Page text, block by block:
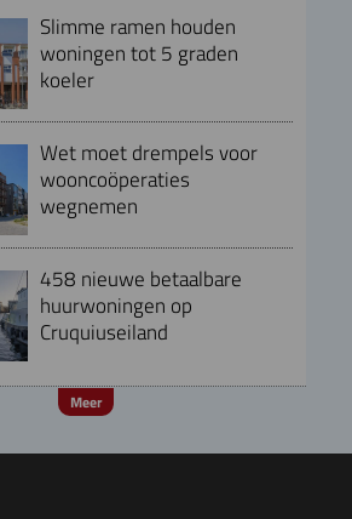
Slimme ramen houden
woningen tot 5 graden
koeler
Wet moet drempels voor
wooncoöperaties
wegnemen
458 nieuwe betaalbare
huurwoningen op
Cruquiuseiland
Meer